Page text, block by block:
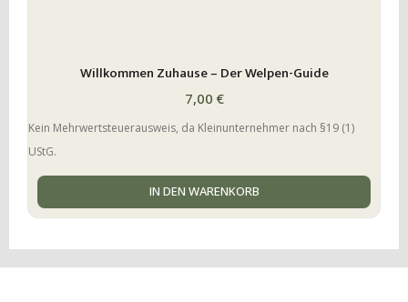
Willkommen Zuhause – Der Welpen-Guide
7,00 €
Kein Mehrwertsteuerausweis, da Kleinunternehmer nach §19 (1)
UStG.
IN DEN WARENKORB